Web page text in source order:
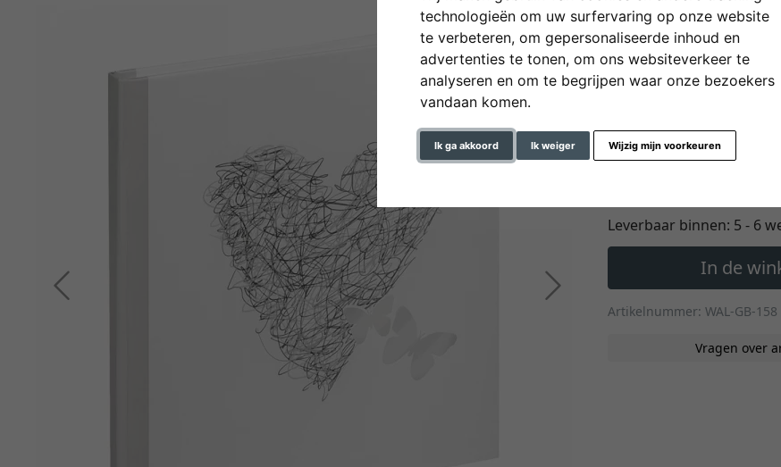
technologieën om uw surfervaring op onze website
te verbeteren, om gepersonaliseerde inhoud en
advertenties te tonen, om ons websiteverkeer te
analyseren en om te begrijpen waar onze bezoekers
vandaan komen.
Ik ga akkoord Ik weiger Wijzig mijn voorkeuren
Terug Verder
Gastenboek
23x25 cm | wit
formaat
kleur
Leverbaar binnen: 5 - 6
In de
Artikelnummer: WAL-GB-158
Vragen over